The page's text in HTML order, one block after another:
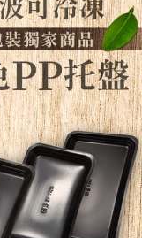
/ 單